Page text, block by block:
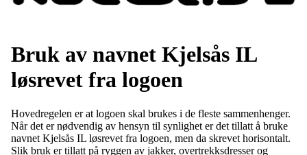
Bruk av navnet Kjelsås IL
løsrevet fra logoen
Hovedregelen er at logoen skal brukes i de fleste sammenhenger.
Når det er nødvendig av hensyn til synlighet er det tillatt å bruke
navnet Kjelsås IL løsrevet fra logoen, men da skrevet horisontalt.
Slik bruk er tillatt på ryggen av jakker, overtrekksdresser og